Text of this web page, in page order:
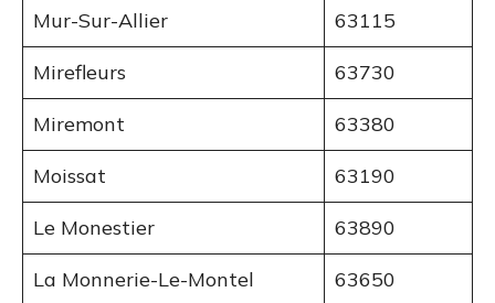
Mur-Sur-Allier 63115
Mirefleurs 63730
Miremont 63380
Moissat 63190
Le Monestier 63890
La Monnerie-Le-Montel 63650